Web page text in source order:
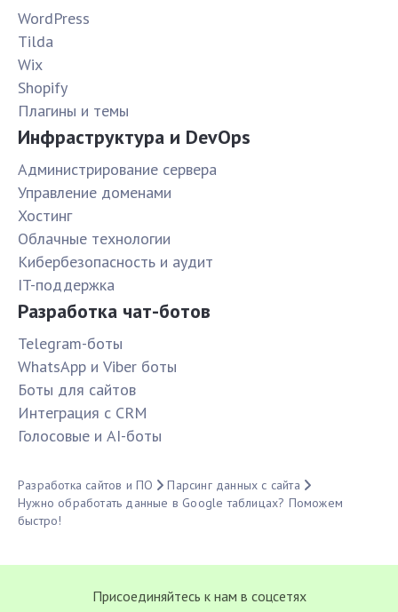
WordPress
Tilda
Wix
Shopify
Плагины и темы
Инфраструктура и DevOps
Администрирование сервера
Управление доменами
Хостинг
Облачные технологии
Кибербезопасность и аудит
IT-поддержка
Разработка чат-ботов
Telegram-боты
WhatsApp и Viber боты
Боты для сайтов
Интеграция с CRM
Голосовые и AI-боты
Разработка сайтов и ПО
Парсинг данных с сайта
Нужно обработать данные в Google таблицах? Поможем
быстро!
Присоединяйтесь к нам в соцсетях